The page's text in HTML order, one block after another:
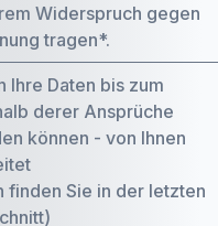
Widerspruch gegen
tragen*.
Ihre Daten bis zum
derer Ansprüche
können - von Ihnen
finden Sie in der letzten